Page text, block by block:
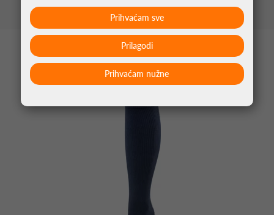
MOŽDA VAS ZANIMA
Prihvaćam nužne
Prilagodi
Prihvaćam sve